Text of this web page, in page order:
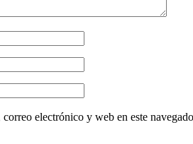
electrónico y web en este